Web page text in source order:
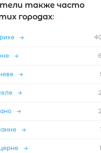
также часто
городах:
→
→
→
→
→
→
→